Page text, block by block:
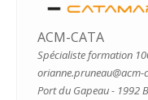
ACM-CATA
Spécialiste formation
orianne.pruneau@acm-
Port du Gapeau - 1992